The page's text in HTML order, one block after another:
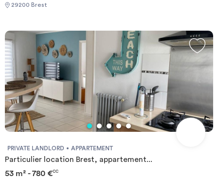
29200 Brest
PRIVATE LANDLORD APPARTEMENT
Particulier location Brest, appartement...
53 m² - 780 €CC